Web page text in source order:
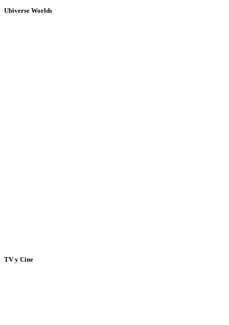
Ubiverse Worlds
TV y Cine